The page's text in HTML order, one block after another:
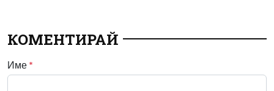
КОМЕНТИРАЙ
Име *